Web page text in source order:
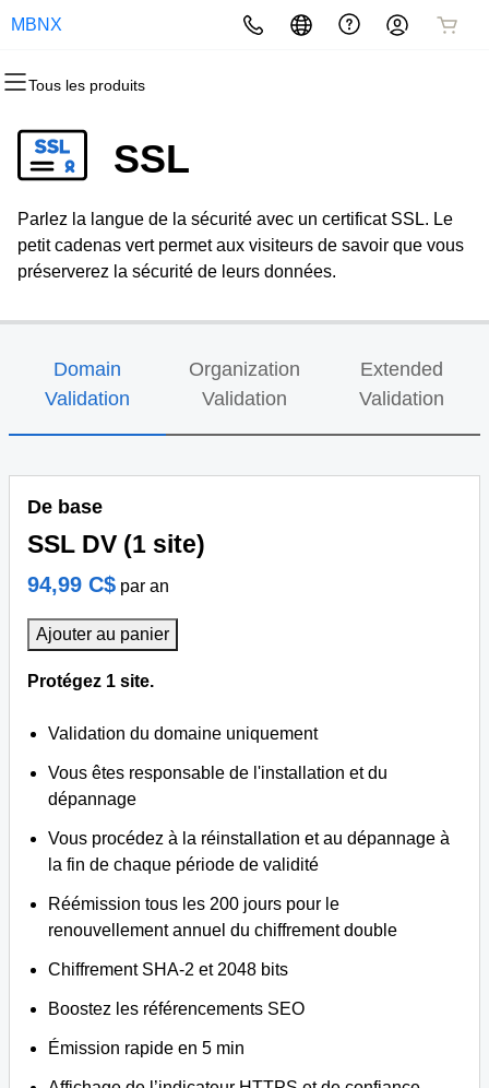
MBNX
Tous les produits
Tous les produits
Enregistrement domaine
Enregistrement groupé (bulk)
Transfert de domaine
Tous les produits
Créateur de sites Web
WordPress
Tous les produits
cPanel
WordPress
Web Hosting Plus
Tous les produits
Sécurité site Web
SSL
Service SSL géré
Tous les produits
Marketing par email
Référencement (SEO)
Tous les produits
Messagerie professionnelle
SSL
Parlez la langue de la sécurité avec un certificat SSL. Le
petit cadenas vert permet aux visiteurs de savoir que vous
préserverez la sécurité de leurs données.
Domain
Validation
Organization
Validation
Extended
Validation
De base
SSL DV (1 site)
94,99 C$ par an
Ajouter au panier
Protégez 1 site.
Validation du domaine uniquement
Vous êtes responsable de l'installation et du
dépannage
Vous procédez à la réinstallation et au dépannage à
la fin de chaque période de validité
Réémission tous les 200 jours pour le
renouvellement annuel du chiffrement double
Chiffrement SHA-2 et 2048 bits
Boostez les référencements SEO
Émission rapide en 5 min